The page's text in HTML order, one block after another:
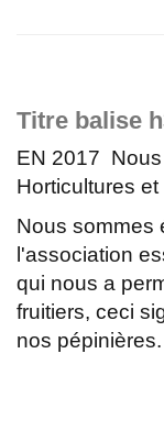
Titre balise
EN 2017
Horticultures
Nous sommes
l'association
qui nous a
fruitiers, ceci
nos pépinières.